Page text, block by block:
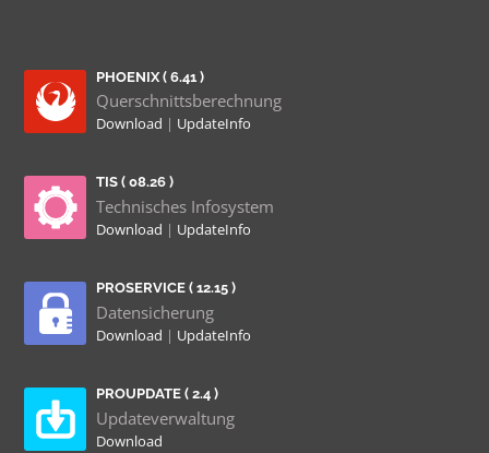
PHOENIX ( 6.41 )
Querschnittsberechnung
Download | UpdateInfo
TIS ( 08.26 )
Technisches Infosystem
Download | UpdateInfo
PROSERVICE ( 12.15 )
Datensicherung
Download | UpdateInfo
PROUPDATE ( 2.4 )
Updateverwaltung
Download